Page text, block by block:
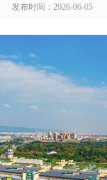
发布时间：2026-06-05